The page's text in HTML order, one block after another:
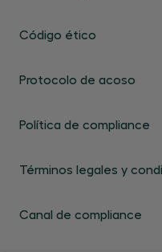
Código ético
Protocolo de acoso
Política de compliance
Términos legales y
Canal de compliance